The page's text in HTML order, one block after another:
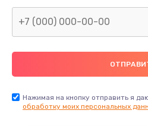
Нажимая на кнопку отправить я
обработку моих персональных